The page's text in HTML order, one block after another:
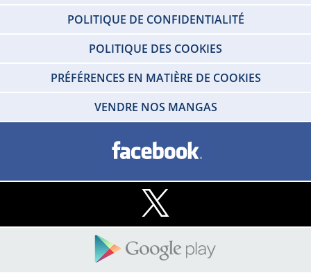
POLITIQUE DE CONFIDENTIALITÉ
POLITIQUE DES COOKIES
PRÉFÉRENCES EN MATIÈRE DE COOKIES
VENDRE NOS MANGAS